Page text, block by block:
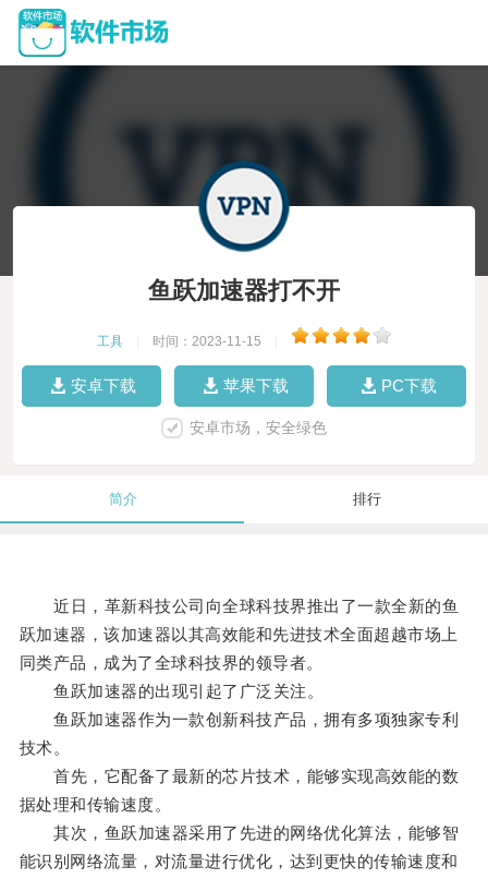
鱼跃加速器打不开
工具 时间：2023-11-15
安卓下载 苹果下载 PC下载
安卓市场，安全绿色
简介 排行
近日，革新科技公司向全球科技界推出了一款全新的鱼
跃加速器，该加速器以其高效能和先进技术全面超越市场上
同类产品，成为了全球科技界的领导者。
鱼跃加速器的出现引起了广泛关注。
鱼跃加速器作为一款创新科技产品，拥有多项独家专利
技术。
首先，它配备了最新的芯片技术，能够实现高效能的数
据处理和传输速度。
其次，鱼跃加速器采用了先进的网络优化算法，能够智
能识别网络流量，对流量进行优化，达到更快的传输速度和